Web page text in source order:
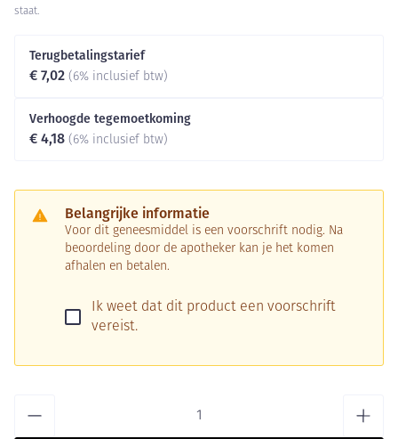
staat.
Terugbetalingstarief
€ 7,02 (6% inclusief btw)
Verhoogde tegemoetkoming
€ 4,18 (6% inclusief btw)
Belangrijke informatie
Voor dit geneesmiddel is een voorschrift nodig. Na
beoordeling door de apotheker kan je het komen
afhalen en betalen.
Ik weet dat dit product een voorschrift
vereist.